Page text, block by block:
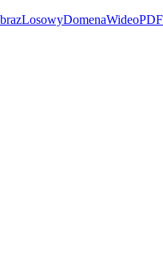
LosowyDomenaWideoPDF